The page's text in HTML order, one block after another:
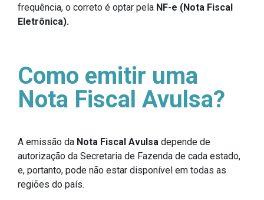
frequência, o correto é optar pela NF-e (Nota Fiscal
Eletrônica).
Como emitir uma
Nota Fiscal Avulsa?
A emissão da Nota Fiscal Avulsa depende de
autorização da Secretaria de Fazenda de cada estado,
e, portanto, pode não estar disponível em todas as
regiões do país.